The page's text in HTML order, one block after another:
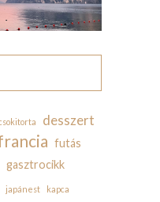
desszert
futás
gasztrocikk
japánest kapca